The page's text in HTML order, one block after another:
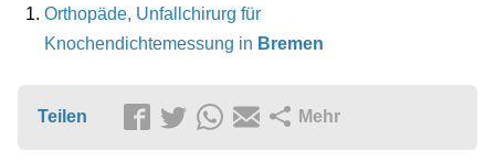
Orthopäde, Unfallchirurg für
Knochendichtemessung in Bremen
Teilen Mehr